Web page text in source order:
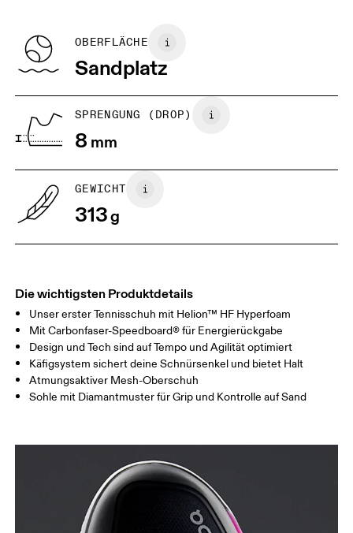
BR 33
JP 22
5
UK
Horizontal verschieben, um mehr zu sehen
Herkunftsland
Vietnam
OBERFLÄCHE
Sandplatz
SPRENGUNG (DROP)
8 mm
GEWICHT
313g
Die wichtigsten Produktdetails
Unser erster Tennisschuh mit Helion™ HF Hyperfoam
Mit Carbonfaser-Speedboard® für Energierückgabe
Design und Tech sind auf Tempo und Agilität optimiert
Käfigsystem sichert deine Schnürsenkel und bietet Halt
Atmungsaktiver Mesh-Oberschuh
Sohle mit Diamantmuster für Grip und Kontrolle auf Sand